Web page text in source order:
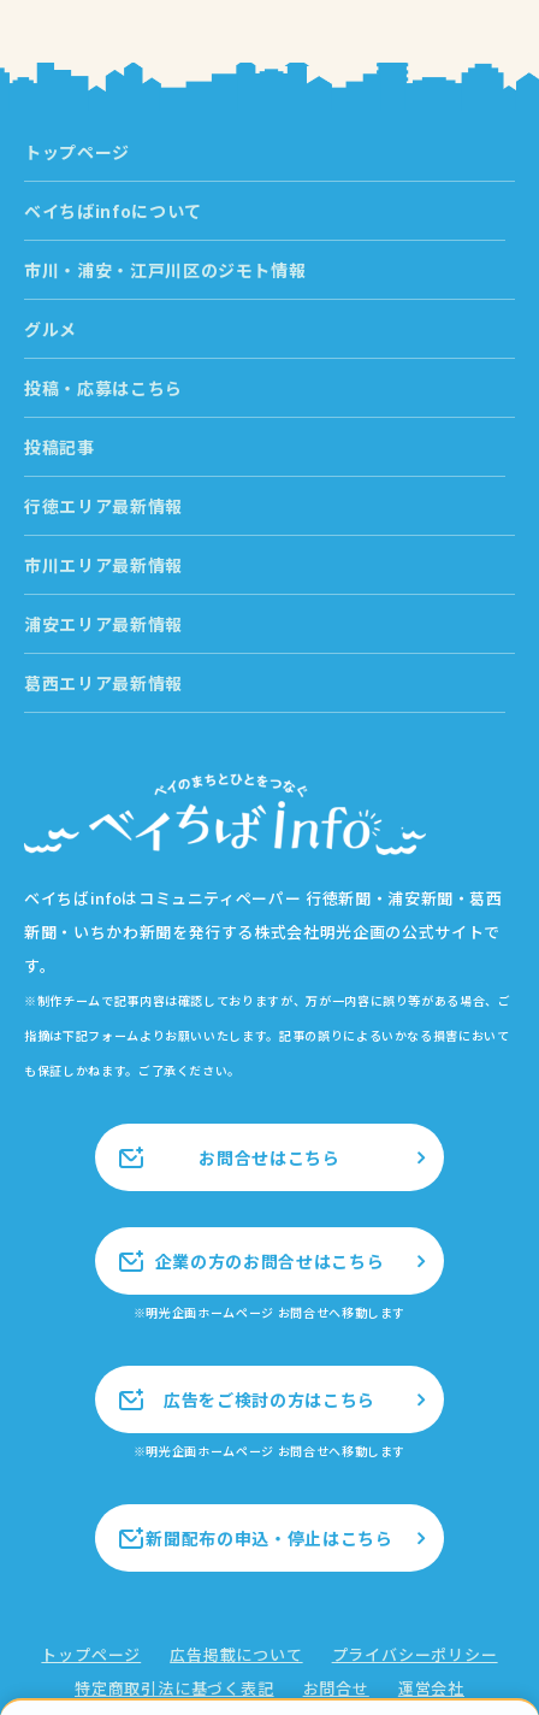
ベイちばinfoはコミュニティペーパー 行徳新聞・浦安新聞・葛西
新聞・いちかわ新聞を発行する株式会社明光企画の公式サイトで
す。
※制作チームで記事内容は確認しておりますが、万が一内容に誤り等がある場合、ご
指摘は下記フォームよりお願いいたします。記事の誤りによるいかなる損害において
も保証しかねます。ご了承ください。
お問合せはこちら
企業の方のお問合せはこちら
※明光企画ホームページ お問合せへ移動します
広告をご検討の方はこちら
※明光企画ホームページ お問合せへ移動します
新聞配布の申込・停止はこちら
トップページ
ベイちばinfoについて
市川・浦安・江戸川区のジモト情報
グルメ
投稿・応募はこちら
投稿記事
行徳エリア最新情報
市川エリア最新情報
浦安エリア最新情報
葛西エリア最新情報
トップページ 広告掲載について
プライバシーポリシー
特定商取引法に基づく表記
お問合せ 運営会社